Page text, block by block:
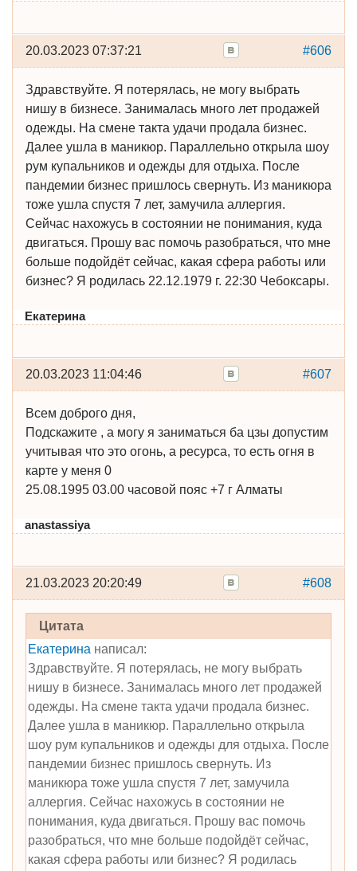
#606
20.03.2023 07:37:21
Здравствуйте. Я потерялась, не могу выбрать
нишу в бизнесе. Занималась много лет продажей
одежды. На смене такта удачи продала бизнес.
Далее ушла в маникюр. Параллельно открыла шоу
рум купальников и одежды для отдыха. После
пандемии бизнес пришлось свернуть. Из маникюра
тоже ушла спустя 7 лет, замучила аллергия.
Сейчас нахожусь в состоянии не понимания, куда
двигаться. Прошу вас помочь разобраться, что мне
больше подойдёт сейчас, какая сфера работы или
бизнес? Я родилась 22.12.1979 г. 22:30 Чебоксары.
Екатерина
#607
20.03.2023 11:04:46
Всем доброго дня,
Подскажите , а могу я заниматься ба цзы допустим
учитывая что это огонь, а ресурса, то есть огня в
карте у меня 0
25.08.1995 03.00 часовой пояс +7 г Алматы
anastassiya
#608
21.03.2023 20:20:49
Цитата
Екатерина написал:
Здравствуйте. Я потерялась, не могу выбрать
нишу в бизнесе. Занималась много лет продажей
одежды. На смене такта удачи продала бизнес.
Далее ушла в маникюр. Параллельно открыла
шоу рум купальников и одежды для отдыха. После
пандемии бизнес пришлось свернуть. Из
маникюра тоже ушла спустя 7 лет, замучила
аллергия. Сейчас нахожусь в состоянии не
понимания, куда двигаться. Прошу вас помочь
разобраться, что мне больше подойдёт сейчас,
какая сфера работы или бизнес? Я родилась